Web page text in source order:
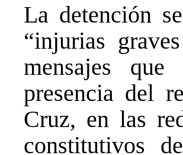
La detención
“injurias
mensajes
presencia del
Cruz, en las
constitutivos